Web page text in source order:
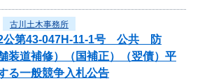
古川土木事務所
2公第43-047H-11-1号 公共 防
装道補修）（国補正）（翌債）平
る一般競争入札公告